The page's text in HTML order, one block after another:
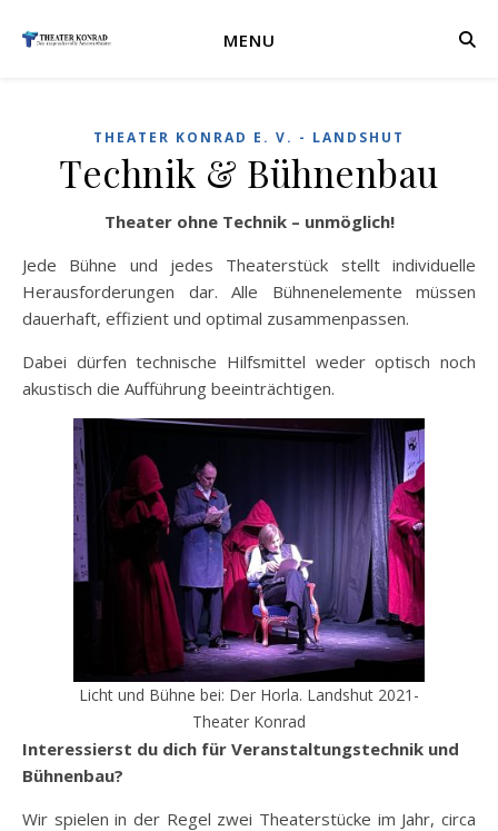
MENU
THEATER KONRAD E. V. - LANDSHUT
Technik & Bühnenbau
Theater ohne Technik – unmöglich!
Jede Bühne und jedes Theaterstück stellt individuelle
Herausforderungen dar. Alle Bühnenelemente müssen
dauerhaft, effizient und optimal zusammenpassen.
Dabei dürfen technische Hilfsmittel weder optisch noch
akustisch die Aufführung beeinträchtigen.
Licht und Bühne bei: Der Horla. Landshut 2021-
Theater Konrad
Interessierst du dich für Veranstaltungstechnik und
Bühnenbau?
Wir spielen in der Regel zwei Theaterstücke im Jahr, circa